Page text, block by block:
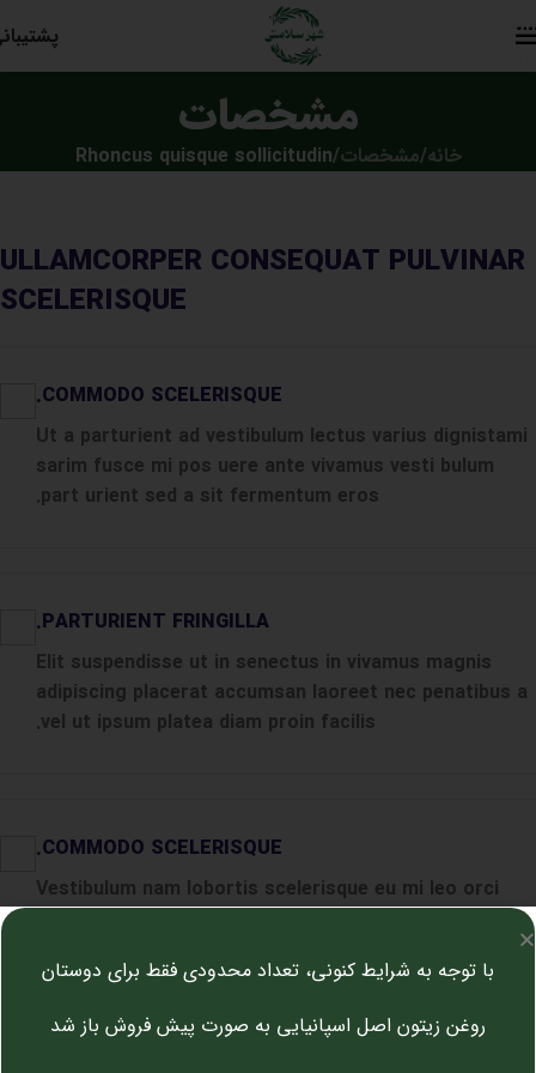
Skip to navigation
مشخصات
خانه/مشخصات/
Rhoncus quisque sollicitudin
ULLAMCORPER CONSEQUAT PULVINAR
SCELERISQUE
COMMODO SCELERISQUE.
Ut a parturient ad vestibulum lectus varius dignistami
sarim fusce mi pos uere ante vivamus vesti bulum
part urient sed a sit fermentum eros.
PARTURIENT FRINGILLA.
Elit suspendisse ut in senectus in vivamus magnis
adipiscing placerat accumsan laoreet nec penatibus a
vel ut ipsum platea diam proin facilis.
COMMODO SCELERISQUE.
Vestibulum nam lobortis scelerisque eu mi leo orci
placerat a parturient congue non commodo felis in dui
با توجه به شرایط کنونی، تعداد محدودی فقط برای دوستان
روغن زیتون اصل اسپانیایی به صورت پیش فروش باز شد